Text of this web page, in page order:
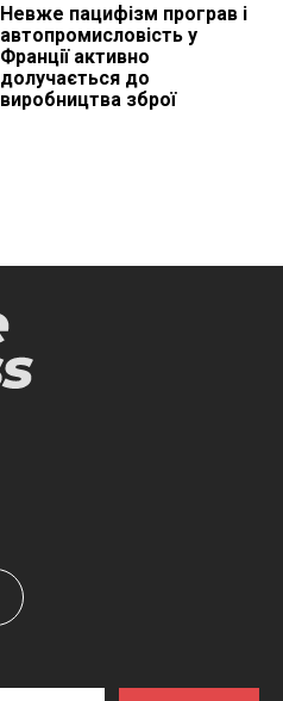
Невже пацифізм програв і
автопромисловість у
Франції активно
долучається до
виробництва зброї